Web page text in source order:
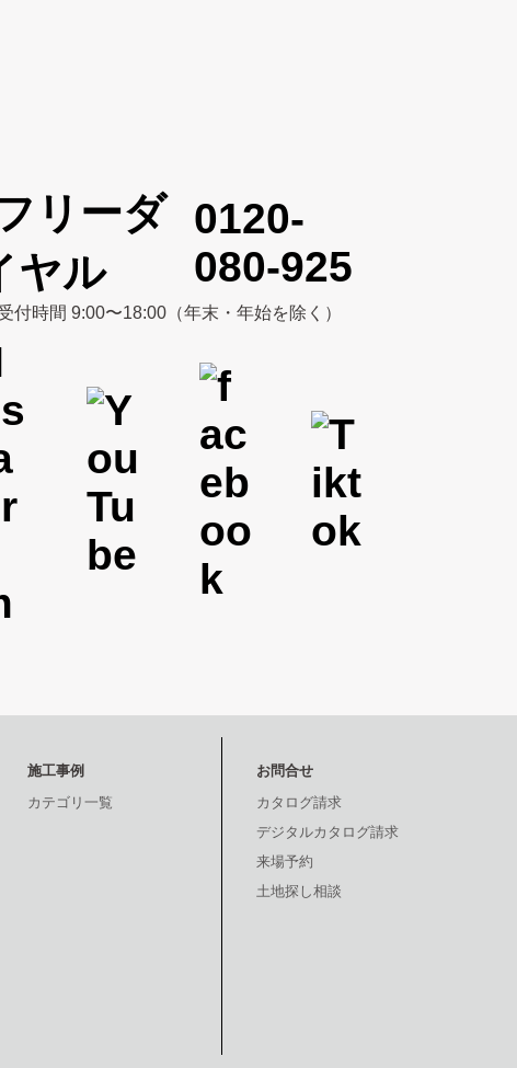
0120-
080-925
付時間 9:00〜18:00（年末・年始を除く）
施工事例
カテゴリ一覧
お問合せ
カタログ請求
デジタルカタログ請求
来場予約
土地探し相談